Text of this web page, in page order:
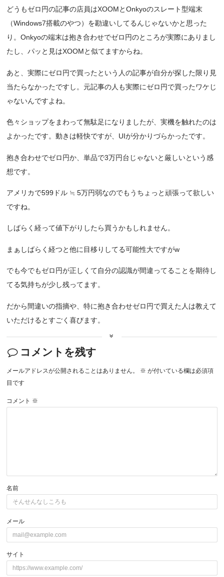
どうもゼロ円の記事の店員はXOOMとOnkyoのスレート型端末
（Windows7搭載のやつ）を勘違いしてるんじゃないかと思った
り。Onkyoの端末は抱き合わせでゼロ円のところが実際にありまし
たし、パッと見はXOOMと似てますからね。
あと、実際にゼロ円で買ったという人の記事が自分が探した限り見
当たらなかったですし。元記事の人も実際にゼロ円で買ったワケじ
ゃないんですよね。
色々ショップをまわって無駄足になりましたが、実機を触れたのは
よかったです。動きは軽快ですが、UIが分かりづらかったです。
抱き合わせでゼロ円か、単品で3万円台じゃないと厳しいという感
想です。
アメリカで599ドル ≒ 5万円弱なのでもうちょっと頑張って欲しい
ですね。
しばらく経って値下がりしたら買うかもしれません。
まぁしばらく経つと他に目移りしてる可能性大ですがw
でも今でもゼロ円が正しくて自分の認識が間違ってることを期待し
てる気持ちが少し残ってます。
だから間違いの指摘や、特に抱き合わせゼロ円で買えた人は教えて
いただけるとすごく喜びます。
コメントを残す
メールアドレスが公開されることはありません。 ※ が付いている欄は必須項
目です
コメント ※
名前
メール
サイト